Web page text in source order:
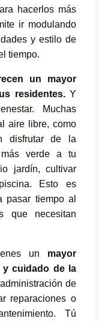
hacerlos más
ir modulando
y estilo de
tiempo.
un mayor
residentes. Y
Muchas
aire libre, como
disfrutar de la
verde a tu
jardín, cultivar
Esto es
pasar tiempo al
que necesitan
un mayor
y cuidado de la
de
reparaciones o
Tú